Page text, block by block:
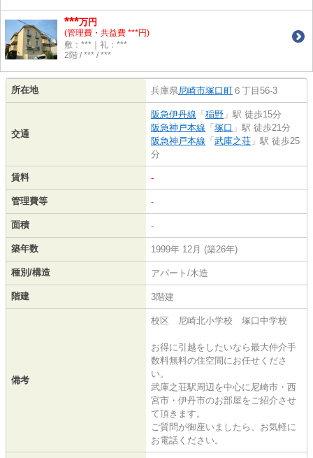
***万円
(管理費・共益費 ***円)
敷：***｜礼：***
2階 / *** / ***
所在地 兵庫県尼崎市塚口町 ６丁目56-3
交通
阪急伊丹線 「 稲野 」駅 徒歩15分
阪急神戸本線 「 塚口 」駅 徒歩21分
阪急神戸本線 「 武庫之荘 」駅 徒歩25
分
賃料 -
管理費等 -
面積 -
築年数 1999年 12月 (築26年)
種別/構造 アパート/木造
階建 3階建
備考
校区 尼崎北小学校 塚口中学校
お得に引越をしたいなら最大仲介手
数料無料の住空間にお任せくださ
い。
武庫之荘駅周辺を中心に尼崎市・西
宮市・伊丹市のお部屋をご紹介させ
て頂きます。
ご質問が御座いましたら、お気軽に
お電話ください。